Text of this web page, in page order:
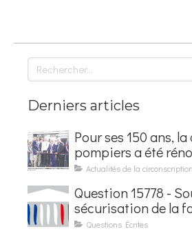
Rechercher
Derniers articles
Pour ses 150 ans,
pompiers a été
baptisée au nom
Actualités de la circonscription
Question 15778 -
sécurisation de la
électronique
Questions Écrites